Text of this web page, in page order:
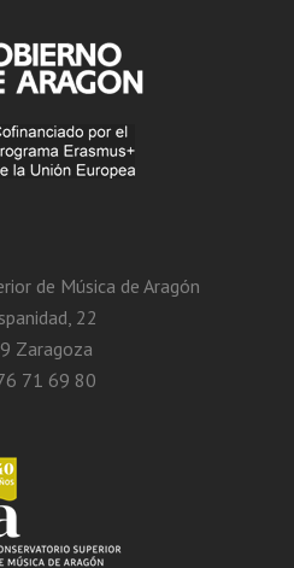
de Música de Aragón
22
Zaragoza
71 69 80